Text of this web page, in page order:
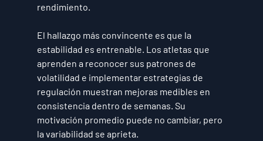
rendimiento.
El hallazgo más convincente es que la
estabilidad es entrenable. Los atletas que
aprenden a reconocer sus patrones de
volatilidad e implementar estrategias de
regulación muestran mejoras medibles en
consistencia dentro de semanas. Su
motivación promedio puede no cambiar, pero
la variabilidad se aprieta.